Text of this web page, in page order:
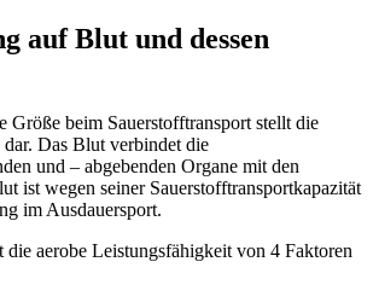
auf Blut und dessen
Größe beim Sauerstofftransport stellt die
Das Blut verbindet die
und – abgebenden Organe mit den
ist wegen seiner Sauerstofftransportkapazität
im Ausdauersport.
die aerobe Leistungsfähigkeit von 4 Faktoren